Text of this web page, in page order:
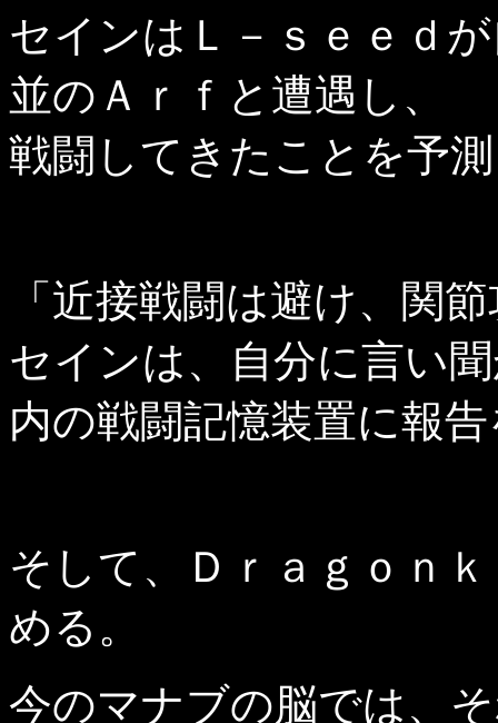
セインはＬ－ｓｅｅｄ
並のＡｒｆと遭遇し、
戦闘してきたことを予
「近接戦闘は避け、関
セインは、自分に言い
内の戦闘記憶装置に報
そして、Ｄｒａｇｏｎ
める。
今のマナブの脳では、